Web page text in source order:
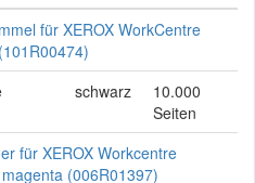
für XEROX WorkCentre
schwarz
10.000
Seiten
für XEROX Workcentre
(006R01397)